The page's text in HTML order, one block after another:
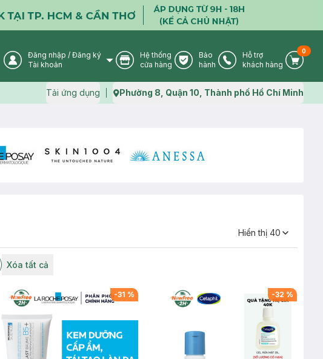
icon User Icon
Đăng nhập / Đăng ký
Tài khoản
Store Icon
Hệ thống
cửa hàng
Warranty Icon
Bảo
hành
Phone Icon
Hỗ trợ
khách hàng
Cart
0
Tải ứng dụng Map icon
Phường 8, Quận 10, Thành phố Hồ Chí Minh
Hiển thị 40
Xóa tất cả
-31 % -32 %